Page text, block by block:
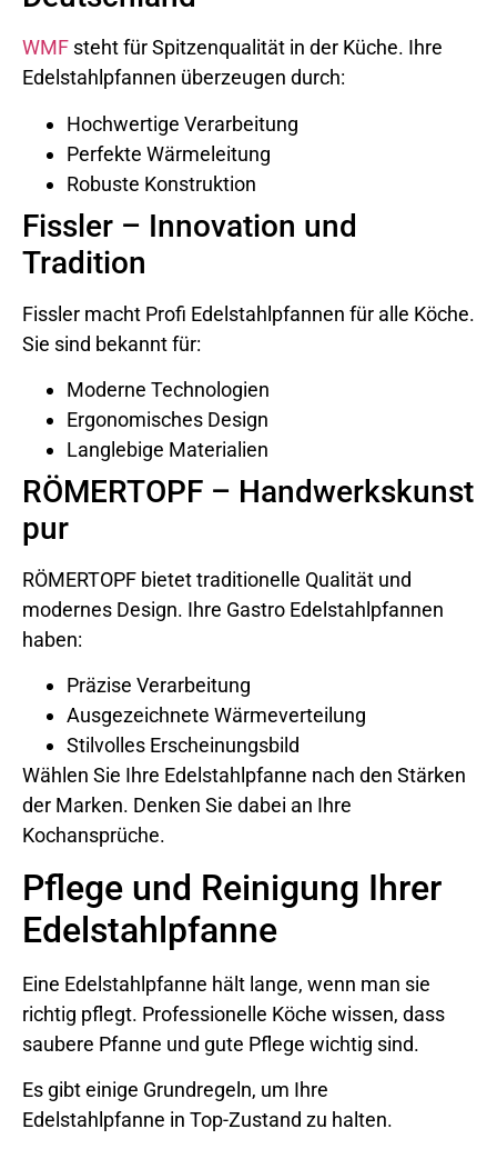
WMF steht für Spitzenqualität in der Küche. Ihre
Edelstahlpfannen überzeugen durch:
Hochwertige Verarbeitung
Perfekte Wärmeleitung
Robuste Konstruktion
Fissler – Innovation und
Tradition
Fissler macht Profi Edelstahlpfannen für alle Köche.
Sie sind bekannt für:
Moderne Technologien
Ergonomisches Design
Langlebige Materialien
RÖMERTOPF – Handwerkskunst
pur
RÖMERTOPF bietet traditionelle Qualität und
modernes Design. Ihre Gastro Edelstahlpfannen
haben:
Präzise Verarbeitung
Ausgezeichnete Wärmeverteilung
Stilvolles Erscheinungsbild
Wählen Sie Ihre Edelstahlpfanne nach den Stärken
der Marken. Denken Sie dabei an Ihre
Kochansprüche.
Pflege und Reinigung Ihrer
Edelstahlpfanne
Eine Edelstahlpfanne hält lange, wenn man sie
richtig pflegt. Professionelle Köche wissen, dass
saubere Pfanne und gute Pflege wichtig sind.
Es gibt einige Grundregeln, um Ihre
Edelstahlpfanne in Top-Zustand zu halten.